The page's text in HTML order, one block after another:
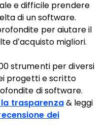
e difficile prendere
di un software.
per aiutare il
d’acquisto migliori.
strumenti per diversi
progetti e scritto
di software.
trasparenza& leggi
dei